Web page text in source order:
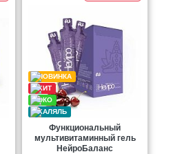
Функциональный
мультивитаминный гель
НейроБаланс